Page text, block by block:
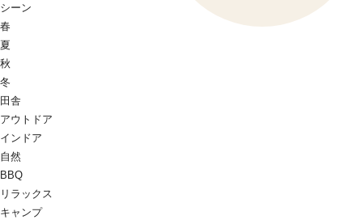
シーン
春
夏
秋
冬
田舎
アウトドア
インドア
自然
BBQ
リラックス
キャンプ